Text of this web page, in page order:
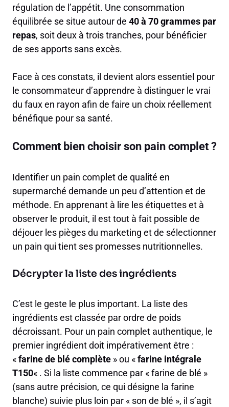
régulation de l’appétit. Une consommation
équilibrée se situe autour de 40 à 70 grammes par
repas, soit deux à trois tranches, pour bénéficier
de ses apports sans excès.
Face à ces constats, il devient alors essentiel pour
le consommateur d’apprendre à distinguer le vrai
du faux en rayon afin de faire un choix réellement
bénéfique pour sa santé.
Comment bien choisir son pain complet ?
Identifier un pain complet de qualité en
supermarché demande un peu d’attention et de
méthode. En apprenant à lire les étiquettes et à
observer le produit, il est tout à fait possible de
déjouer les pièges du marketing et de sélectionner
un pain qui tient ses promesses nutritionnelles.
Décrypter la liste des ingrédients
C’est le geste le plus important. La liste des
ingrédients est classée par ordre de poids
décroissant. Pour un pain complet authentique, le
premier ingrédient doit impérativement être :
«farine de blé complète » ou «farine intégrale
T150« . Si la liste commence par « farine de blé »
(sans autre précision, ce qui désigne la farine
blanche) suivie plus loin par « son de blé », il s’agit